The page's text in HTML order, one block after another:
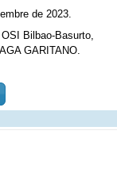
de 2023.
Bilbao-Basurto,
GARITANO.